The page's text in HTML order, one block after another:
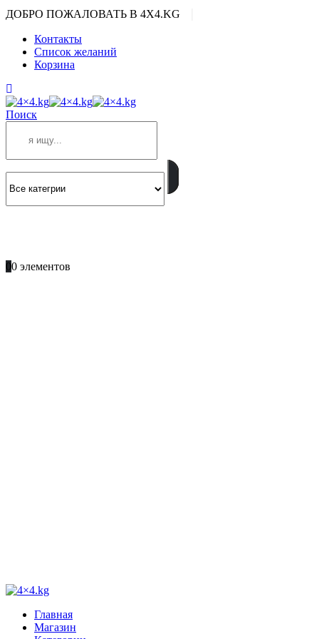
ДОБРО ПОЖАЛОВАТЬ В 4X4.KG
Контакты
Список желаний
Корзина
Поиск
00 элементов
Главная
Магазин